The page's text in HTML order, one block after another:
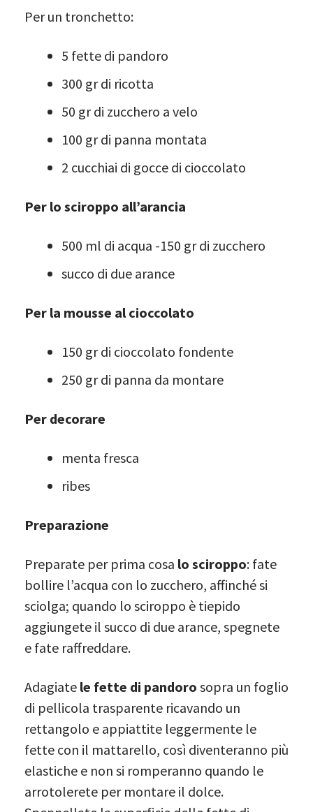
Per un tronchetto:
5 fette di pandoro
300 gr di ricotta
50 gr di zucchero a velo
100 gr di panna montata
2 cucchiai di gocce di cioccolato
Per lo sciroppo all’arancia
500 ml di acqua -150 gr di zucchero
succo di due arance
Per la mousse al cioccolato
150 gr di cioccolato fondente
250 gr di panna da montare
Per decorare
menta fresca
ribes
Preparazione
Preparate per prima cosa lo sciroppo: fate
bollire l’acqua con lo zucchero, affinché si
sciolga; quando lo sciroppo è tiepido
aggiungete il succo di due arance, spegnete
e fate raffreddare.
Adagiate le fette di pandoro sopra un foglio
di pellicola trasparente ricavando un
rettangolo e appiattite leggermente le
fette con il mattarello, così diventeranno più
elastiche e non si romperanno quando le
arrotolerete per montare il dolce.